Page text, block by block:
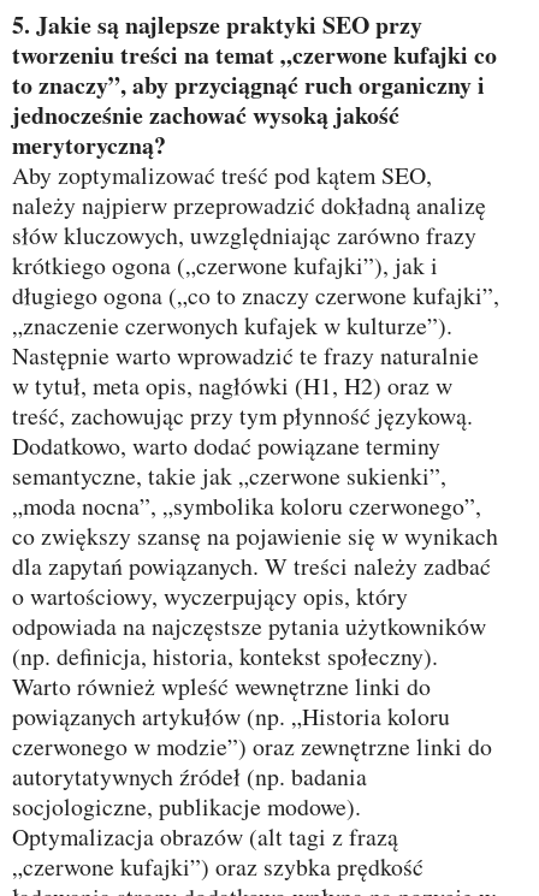
5. Jakie są najlepsze praktyki SEO przy
tworzeniu treści na temat „czerwone kufajki co
to znaczy”, aby przyciągnąć ruch organiczny i
jednocześnie zachować wysoką jakość
merytoryczną?
Aby zoptymalizować treść pod kątem SEO,
należy najpierw przeprowadzić dokładną analizę
słów kluczowych, uwzględniając zarówno frazy
krótkiego ogona („czerwone kufajki”), jak i
długiego ogona („co to znaczy czerwone kufajki”,
„znaczenie czerwonych kufajek w kulturze”).
Następnie warto wprowadzić te frazy naturalnie
w tytuł, meta opis, nagłówki (H1, H2) oraz w
treść, zachowując przy tym płynność językową.
Dodatkowo, warto dodać powiązane terminy
semantyczne, takie jak „czerwone sukienki”,
„moda nocna”, „symbolika koloru czerwonego”,
co zwiększy szansę na pojawienie się w wynikach
dla zapytań powiązanych. W treści należy zadbać
o wartościowy, wyczerpujący opis, który
odpowiada na najczęstsze pytania użytkowników
(np. definicja, historia, kontekst społeczny).
Warto również wpleść wewnętrzne linki do
powiązanych artykułów (np. „Historia koloru
czerwonego w modzie”) oraz zewnętrzne linki do
autorytatywnych źródeł (np. badania
socjologiczne, publikacje modowe).
Optymalizacja obrazów (alt tagi z frazą
„czerwone kufajki”) oraz szybka prędkość